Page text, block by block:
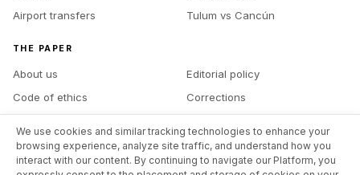
Airport transfers
Tulum vs Cancún
THE PAPER
About us
Editorial policy
Code of ethics
Corrections
Advertise with us
Site map
We use cookies and similar tracking technologies to enhance your
browsing experience, analyze site traffic, and understand how you
interact with our content. By continuing to navigate our Platform, you